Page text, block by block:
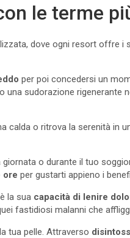
le terme
dove ogni resort offre i
per poi concedersi un
sudorazione rigenerante
calda o ritrova la serenità in
o durante il tuo
ore per gustarti appieno i
la sua capacità di lenire
fastidiosi malanni che
tua pelle. Attraverso